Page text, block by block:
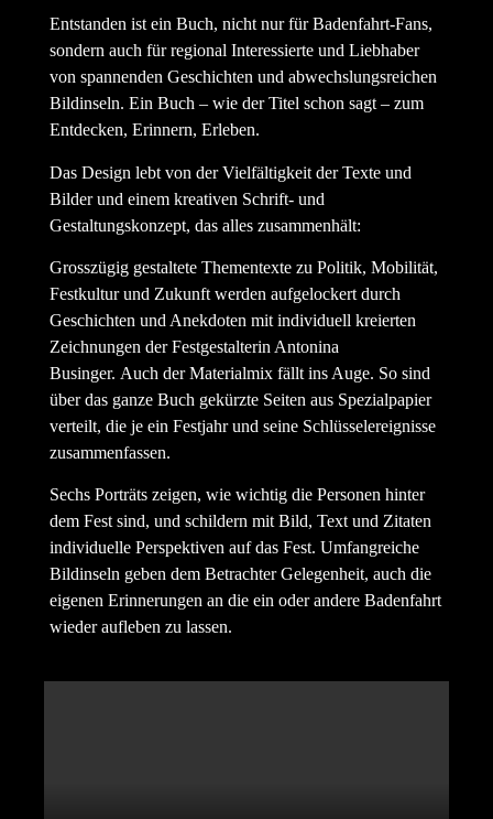
Entstanden ist ein Buch, nicht nur für Badenfahrt-Fans,
sondern auch für regional Interessierte und Liebhaber
von spannenden Geschichten und abwechslungsreichen
Bildinseln. Ein Buch – wie der Titel schon sagt – zum
Entdecken, Erinnern, Erleben.
Das Design lebt von der Vielfältigkeit der Texte und
Bilder und einem kreativen Schrift- und
Gestaltungskonzept, das alles zusammenhält:
Grosszügig gestaltete Thementexte zu Politik, Mobilität,
Festkultur und Zukunft werden aufgelockert durch
Geschichten und Anekdoten mit individuell kreierten
Zeichnungen der Festgestalterin Antonina
Businger. Auch der Materialmix fällt ins Auge. So sind
über das ganze Buch gekürzte Seiten aus Spezialpapier
verteilt, die je ein Festjahr und seine Schlüsselereignisse
zusammenfassen.
Sechs Porträts zeigen, wie wichtig die Personen hinter
dem Fest sind, und schildern mit Bild, Text und Zitaten
individuelle Perspektiven auf das Fest. Umfangreiche
Bildinseln geben dem Betrachter Gelegenheit, auch die
eigenen Erinnerungen an die ein oder andere Badenfahrt
wieder aufleben zu lassen.